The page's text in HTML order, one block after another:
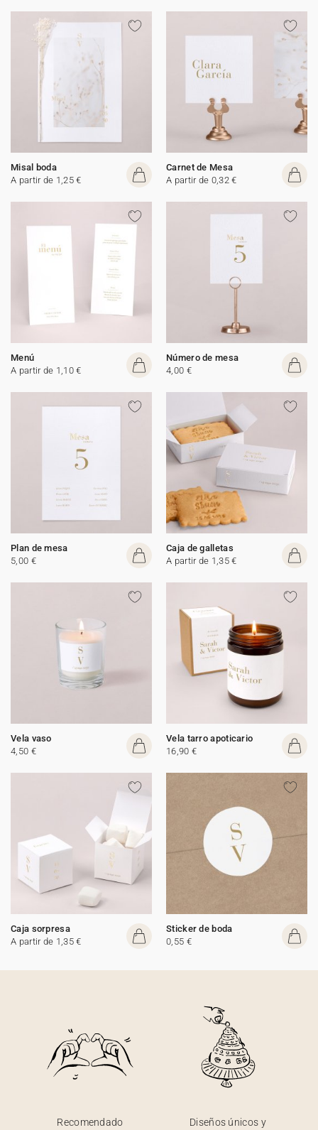
Misal boda
A partir de 1,25 €
Carnet de Mesa
A partir de 0,32 €
Menú
A partir de 1,10 €
Número de mesa
4,00 €
Plan de mesa
5,00 €
Caja de galletas
A partir de 1,35 €
Vela vaso
4,50 €
Vela tarro apoticario
16,90 €
Caja sorpresa
A partir de 1,35 €
Sticker de boda
0,55 €
Recomendado
Diseños únicos y